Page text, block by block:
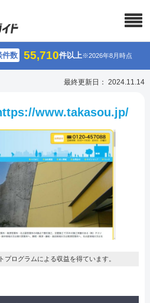
件数 55,710件以上※2026年8月時点
最終更新日： 2024.11.14
www.takasou.jp/
ログラムによる収益を得ています。